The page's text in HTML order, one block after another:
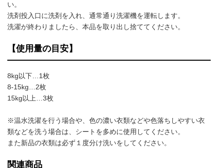
い。
洗剤投入口に洗剤を入れ、通常通り洗濯機を運転します。
洗濯が終わりましたら、本品を取り出し捨ててください。
【使用量の目安】
8kg以下…1枚
8-15kg…2枚
15kg以上…3枚
※温水洗濯を行う場合や、色の濃い衣類などや色落ちしやすい衣
類などを洗う場合は、シートを多めに使用してください。
また新品の衣類は必ず１度分け洗いをしてください。
関連商品